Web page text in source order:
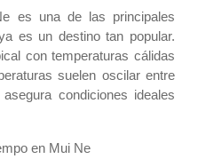
es una de las principales
es un destino tan popular.
con temperaturas cálidas
suelen oscilar entre
condiciones ideales